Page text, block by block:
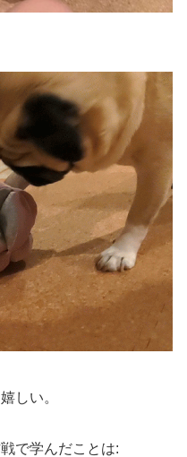
しい。
で学んだことは: